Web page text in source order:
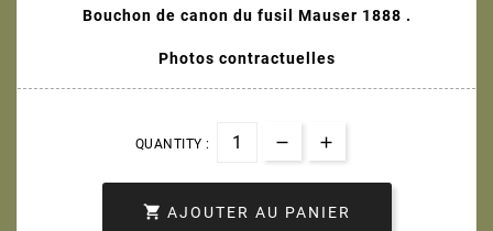
Bouchon de canon du fusil Mauser 1888 .
Photos contractuelles
QUANTITY :
 AJOUTER AU PANIER